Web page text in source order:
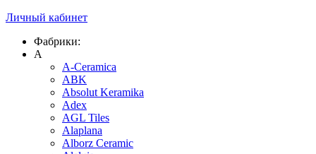
Личный кабинет
Фабрики:
A
A-Ceramica
ABK
Absolut Keramika
Adex
AGL Tiles
Alaplana
Alborz Ceramic